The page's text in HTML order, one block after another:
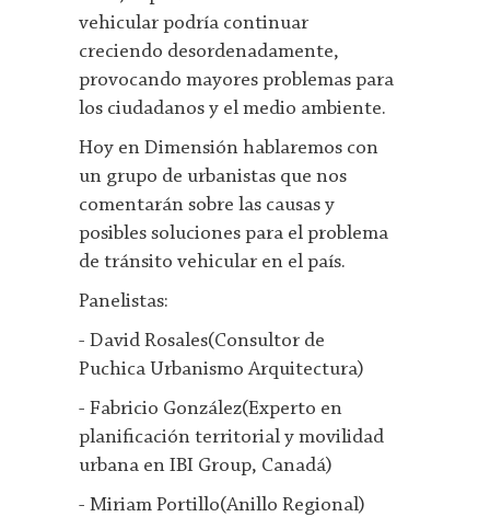
vehicular podría continuar
creciendo desordenadamente,
provocando mayores problemas para
los ciudadanos y el medio ambiente.
Hoy en Dimensión hablaremos con
un grupo de urbanistas que nos
comentarán sobre las causas y
posibles soluciones para el problema
de tránsito vehicular en el país.
Panelistas:
- David Rosales(Consultor de
Puchica Urbanismo Arquitectura)
- Fabricio González(Experto en
planificación territorial y movilidad
urbana en IBI Group, Canadá)
- Miriam Portillo(Anillo Regional)